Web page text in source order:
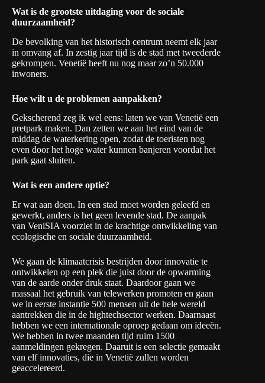
Wat is de grootste uitdaging voor de sociale
duurzaamheid?
De bevolking van het historisch centrum neemt elk jaar
in omvang af. In zestig jaar tijd is de stad met tweederde
gekrompen. Venetië heeft nu nog maar zo’n 50.000
inwoners.
Hoe wilt u de problemen aanpakken?
Gekscherend zeg ik wel eens: laten we van Venetië een
pretpark maken. Dan zetten we aan het eind van de
middag de waterkering open, zodat de toeristen nog
even door het hoge water kunnen banjeren voordat het
park gaat sluiten.
Wat is een andere optie?
Er wat aan doen. In een stad moet worden geleefd en
gewerkt, anders is het geen levende stad. De aanpak
van VeniSIA voorziet in de krachtige ontwikkeling van
ecologische en sociale duurzaamheid.
We gaan de klimaatcrisis bestrijden door innovatie te
ontwikkelen op een plek die juist door de opwarming
van de aarde onder druk staat. Daardoor gaan we
massaal het gebruik van telewerken promoten en gaan
we in eerste instantie 500 mensen uit de hele wereld
aantrekken die in de hightechsector werken. Daarnaast
hebben we een internationale oproep gedaan om ideeën.
We hebben in twee maanden tijd ruim 1500
aanmeldingen gekregen. Daaruit is een selectie gemaakt
van elf innovaties, die in Venetië zullen worden
geaccelereerd.